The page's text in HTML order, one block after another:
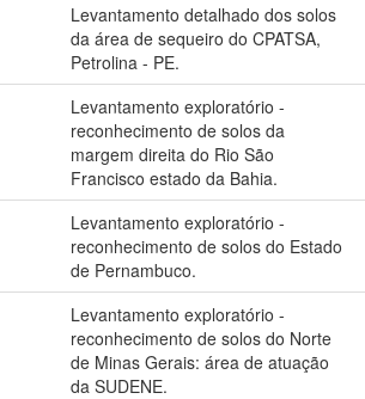
Levantamento detalhado dos solos
da área de sequeiro do CPATSA,
Petrolina - PE.
Levantamento exploratório -
reconhecimento de solos da
margem direita do Rio São
Francisco estado da Bahia.
Levantamento exploratório -
reconhecimento de solos do Estado
de Pernambuco.
Levantamento exploratório -
reconhecimento de solos do Norte
de Minas Gerais: área de atuação
da SUDENE.